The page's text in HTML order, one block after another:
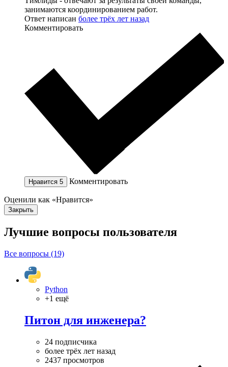
занимаются координированием работ.
Ответ написан более трёх лет назад
Комментировать
Нравится 5 Комментировать
Оценили как «Нравится»
Закрыть
Лучшие вопросы пользователя
Все вопросы (19)
Python
+1 ещё
Питон для инженера?
24 подписчика
более трёх лет назад
2437 просмотров